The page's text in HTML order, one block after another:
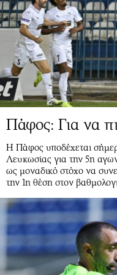
Πάφος: Για να
Η Πάφος υποδέχεται
Λευκωσίας για την 5η
ως μοναδικό στόχο να
την 1η θέση στον